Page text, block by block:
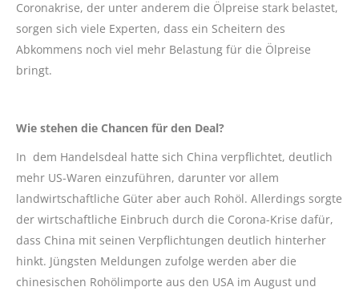
Coronakrise, der unter anderem die Ölpreise stark belastet,
sorgen sich viele Experten, dass ein Scheitern des
Abkommens noch viel mehr Belastung für die Ölpreise
bringt.
Wie stehen die Chancen für den Deal?
In dem Handelsdeal hatte sich China verpflichtet, deutlich
mehr US-Waren einzuführen, darunter vor allem
landwirtschaftliche Güter aber auch Rohöl. Allerdings sorgte
der wirtschaftliche Einbruch durch die Corona-Krise dafür,
dass China mit seinen Verpflichtungen deutlich hinterher
hinkt. Jüngsten Meldungen zufolge werden aber die
chinesischen Rohölimporte aus den USA im August und